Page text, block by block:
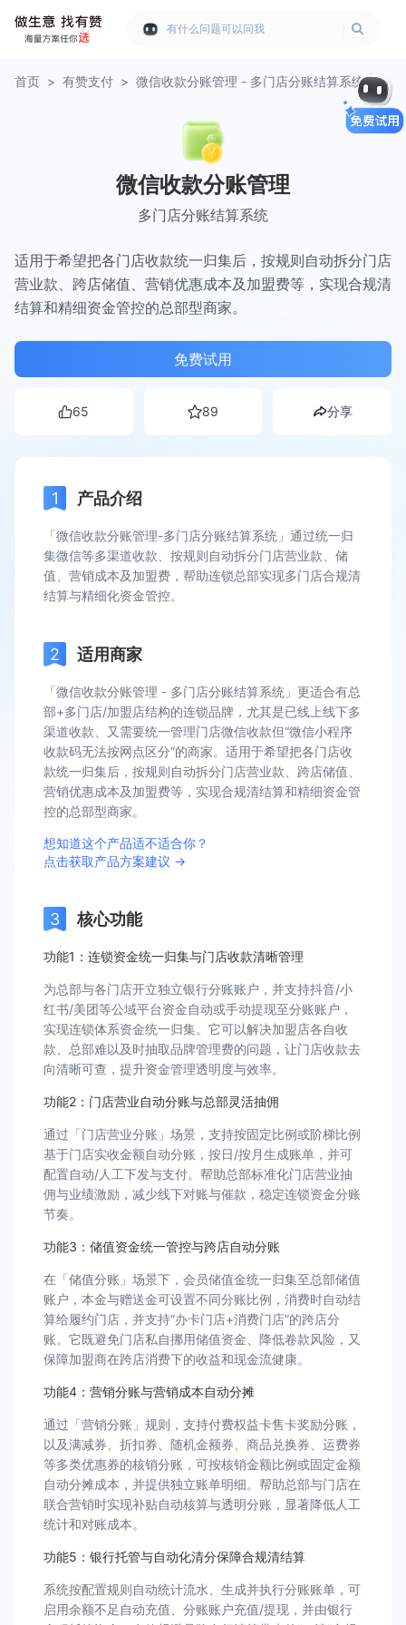
有什么问题可以问我
首页 > 有赞支付 > 微信收款分账管理 - 多门店分账结算系统
微信收款分账管理
多门店分账结算系统
适用于希望把各门店收款统一归集后，按规则自动拆分门店
营业款、跨店储值、营销优惠成本及加盟费等，实现合规清
结算和精细资金管控的总部型商家。
免费试用
65 89 分享
产品介绍
「微信收款分账管理-多门店分账结算系统」通过统一归
集微信等多渠道收款、按规则自动拆分门店营业款、储
值、营销成本及加盟费，帮助连锁总部实现多门店合规清
结算与精细化资金管控。
适用商家
「微信收款分账管理 - 多门店分账结算系统」更适合有总
部+多门店/加盟店结构的连锁品牌，尤其是已线上线下多
渠道收款、又需要统一管理门店微信收款但“微信小程序
收款码无法按网点区分”的商家。适用于希望把各门店收
款统一归集后，按规则自动拆分门店营业款、跨店储值、
营销优惠成本及加盟费等，实现合规清结算和精细资金管
控的总部型商家。
想知道这个产品适不适合你？
点击获取产品方案建议 →
核心功能
功能1：连锁资金统一归集与门店收款清晰管理
为总部与各门店开立独立银行分账账户，并支持抖音/小
红书/美团等公域平台资金自动或手动提现至分账账户，
实现连锁体系资金统一归集。它可以解决加盟店各自收
款、总部难以及时抽取品牌管理费的问题，让门店收款去
向清晰可查，提升资金管理透明度与效率。
功能2：门店营业自动分账与总部灵活抽佣
通过「门店营业分账」场景，支持按固定比例或阶梯比例
基于门店实收金额自动分账，按日/按月生成账单，并可
配置自动/人工下发与支付。帮助总部标准化门店营业抽
佣与业绩激励，减少线下对账与催款，稳定连锁资金分账
节奏。
功能3：储值资金统一管控与跨店自动分账
在「储值分账」场景下，会员储值金统一归集至总部储值
账户，本金与赠送金可设置不同分账比例，消费时自动结
算给履约门店，并支持“办卡门店+消费门店”的跨店分
账。它既避免门店私自挪用储值资金、降低卷款风险，又
保障加盟商在跨店消费下的收益和现金流健康。
功能4：营销分账与营销成本自动分摊
通过「营销分账」规则，支持付费权益卡售卡奖励分账，
以及满减券、折扣券、随机金额券、商品兑换券、运费券
等多类优惠券的核销分账，可按核销金额比例或固定金额
自动分摊成本，并提供独立账单明细。帮助总部与门店在
联合营销时实现补贴自动核算与透明分账，显著降低人工
统计和对账成本。
功能5：银行托管与自动化清分保障合规清结算
系统按配置规则自动统计流水、生成并执行分账账单，可
启用余额不足自动充值、分账账户充值/提现，并由银行